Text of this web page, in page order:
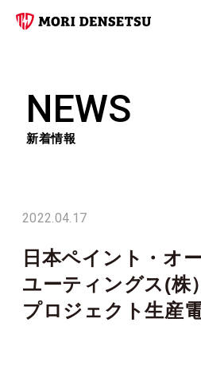
NEWS
新着情報
2022.04.17
日本ペイント・オ
ユーティングス(株
プロジェクト生産